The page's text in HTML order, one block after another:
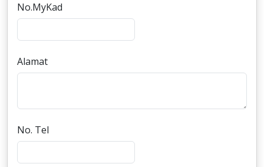
No.MyKad
Alamat
No. Tel